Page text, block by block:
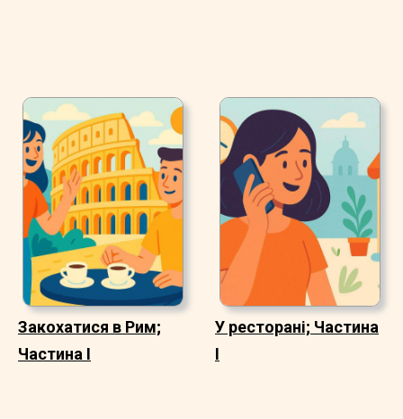
Закохатися в Рим;
Частина I
У ресторані; Частина
I